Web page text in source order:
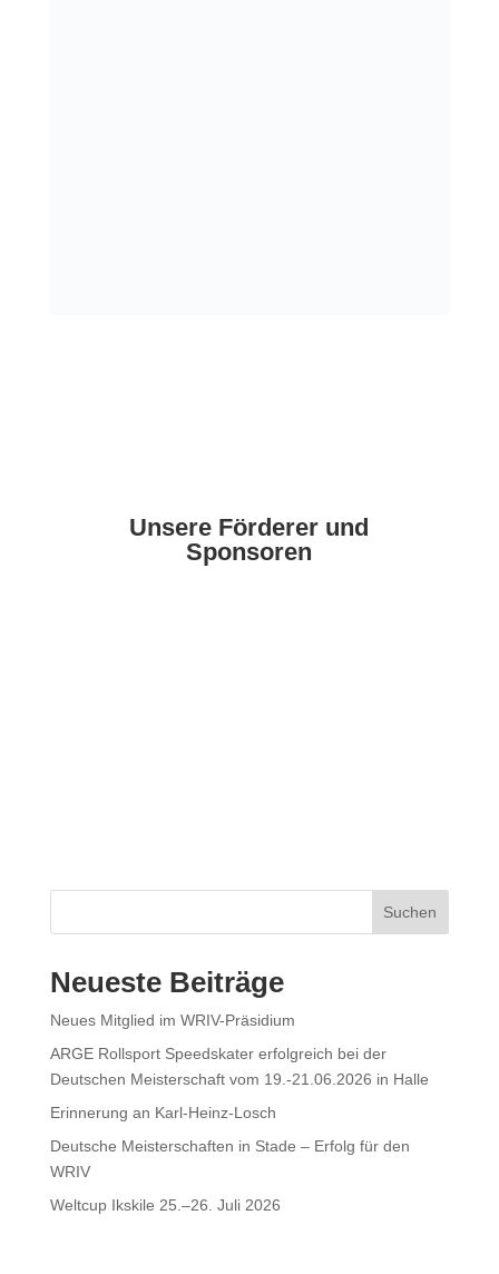
Unsere Förderer und
Sponsoren
Suchen
Neueste Beiträge
Neues Mitglied im WRIV-Präsidium
ARGE Rollsport Speedskater erfolgreich bei der
Deutschen Meisterschaft vom 19.-21.06.2026 in Halle
Erinnerung an Karl-Heinz-Losch
Deutsche Meisterschaften in Stade – Erfolg für den
WRIV
Weltcup Ikskile 25.–26. Juli 2026